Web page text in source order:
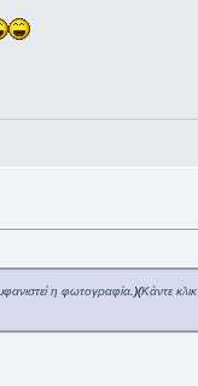
η φωτογραφία.)(Κάντε